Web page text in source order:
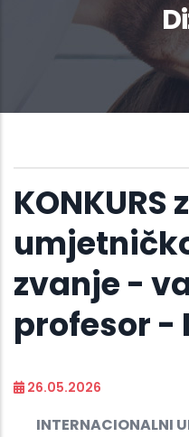
KONKURS
zvanje -
profesor -
26.05.2026
INTERNACIONALNI